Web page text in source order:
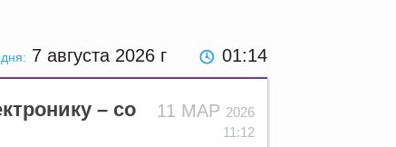
7 августа 2026 г 01 14
11 МАР 2026
11:12
– со